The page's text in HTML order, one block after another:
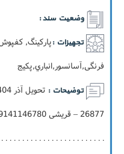
وضعیت سند :
تجهیزات :پارکینگ,
فرنگی,آسانسور,انباري,پکيج
توضیحات :
. . . . . . . . . . . . . . . . . . . . . . . .